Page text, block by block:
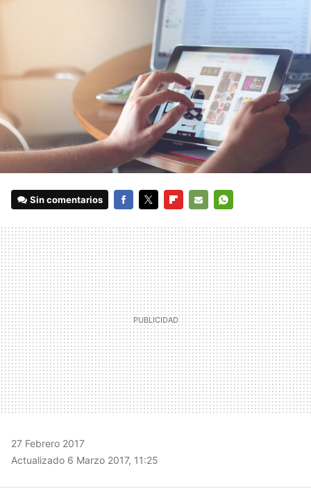
Sin comentarios
MAIL
27 Febrero 2017
Actualizado 6 Marzo 2017, 11:25